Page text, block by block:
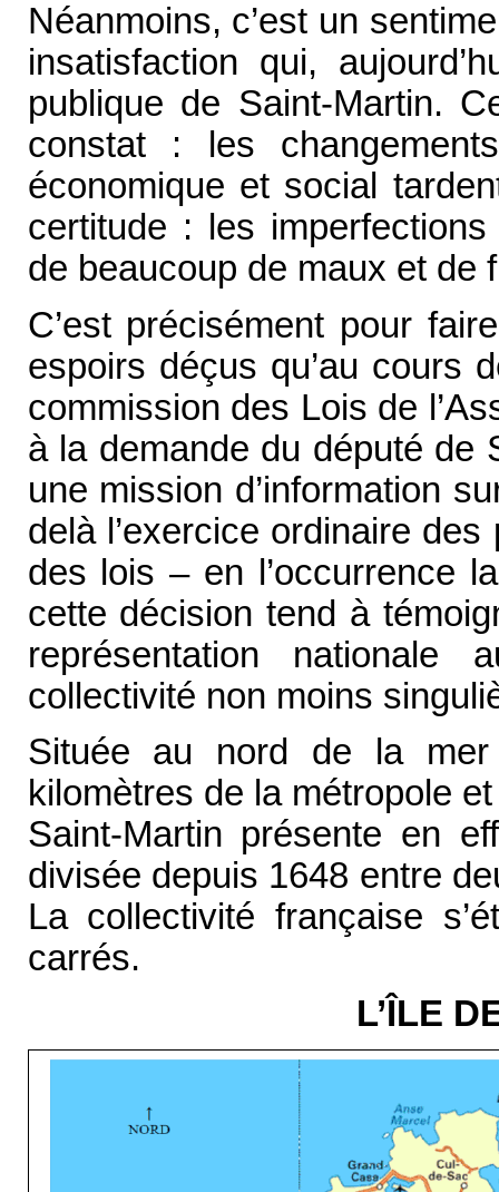
Néanmoins, c’est un
insatisfaction qui,
publique de Saint-Martin.
constat : les
économique et social
certitude : les
de beaucoup de maux et de
C’est précisément pour
espoirs déçus qu’au cours
commission des Lois de
à la demande du député de
une mission d’information
delà l’exercice ordinaire
des lois – en l’occurrence
cette décision tend à
représentation nationale
collectivité non moins
Située au nord de la
kilomètres de la métropole
Saint-Martin présente en
divisée depuis 1648 entre
La collectivité française
carrés.
L’ÎLE